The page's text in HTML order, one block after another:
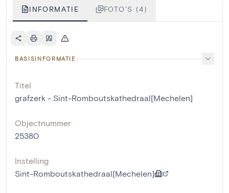
INFORMATIE FOTO'S (4)
BASISINFORMATIE
Titel
grafzerk - Sint-Romboutskathedraal[Mechelen]
Objectnummer
25380
Instelling
Sint-Romboutskathedraal[Mechelen]